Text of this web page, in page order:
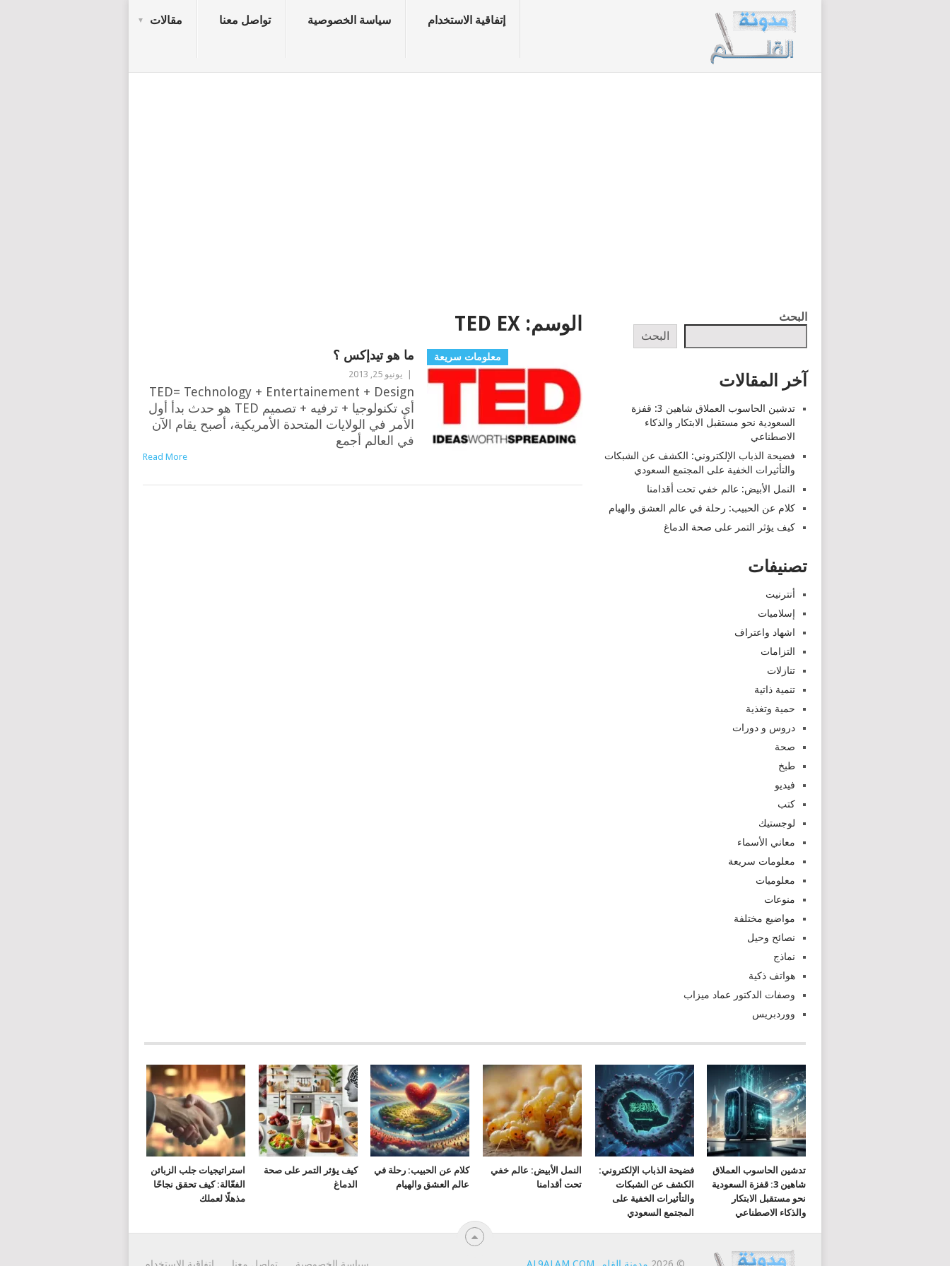
إتفاقية الاستخدام سياسة الخصوصية تواصل معنا مقالات
الوسم: TED EX
معلومات سريعة ما هو تيدإكس ؟
يونيو 25, 2013
TED= Technology + Entertainement + Design
أي تكنولوجيا + ترفيه + تصميم TED هو حدث بدأ أول
الأمر في الولايات المتحدة الأمريكية، أصبح يقام الآن
في العالم أجمع
Read More
البحث
البحث
آخر المقالات
تدشين الحاسوب العملاق شاهين 3: قفزة
السعودية نحو مستقبل الابتكار والذكاء
الاصطناعي
فضيحة الذباب الإلكتروني: الكشف عن الشبكات
والتأثيرات الخفية على المجتمع السعودي
النمل الأبيض: عالم خفي تحت أقدامنا
كلام عن الحبيب: رحلة في عالم العشق والهيام
كيف يؤثر التمر على صحة الدماغ
تصنيفات
أنترنيت
إسلاميات
اشهاد واعتراف
التزامات
تنازلات
تنمية ذاتية
حمية وتغذية
دروس و دورات
صحة
طبخ
فيديو
كتب
لوجستيك
معاني الأسماء
معلومات سريعة
معلوميات
منوعات
مواضيع مختلفة
نصائح وحيل
نماذج
هواتف ذكية
وصفات الدكتور عماد ميزاب
ووردبريس
تدشين الحاسوب العملاق
شاهين 3: قفزة السعودية
نحو مستقبل الابتكار
والذكاء الاصطناعي
فضيحة الذباب الإلكتروني:
الكشف عن الشبكات
والتأثيرات الخفية على
المجتمع السعودي
النمل الأبيض: عالم خفي
تحت أقدامنا
كلام عن الحبيب: رحلة في
عالم العشق والهيام
كيف يؤثر التمر على صحة
الدماغ
استراتيجيات جلب الزبائن
الفعّالة: كيف تحقق نجاحًا
مذهلًا لعملك